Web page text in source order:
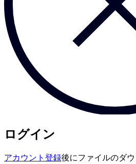
ログイン
アカウント登録後にファイルのダ